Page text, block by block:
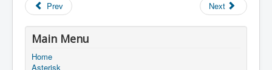
Prev Next
Main Menu
Home
Asterisk